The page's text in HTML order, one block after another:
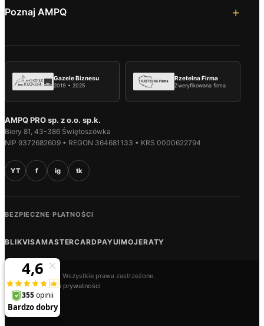
Poznaj AMPQ
Gazele Biznesu
2019 • 2025
Rzetelna Firma
Zweryfikowana firma
AMPQ PRO sp. z o.o. sp.k.
Biery 81, 43-386 Świętoszówka
NIP 9372682609 • REGON 364681133 • KRS 0000622794
YT f ig tk
BEZPIECZNE PŁATNOŚCI
BLIKVISAMASTERCARDPAYUIMOJERATY
© 2026 AMPQ.PL. Wszystkie prawa zastrzeżone.
RegulaminPolityka prywatności